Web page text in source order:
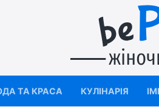
ТА КРАСА КУЛІНАРІЯ